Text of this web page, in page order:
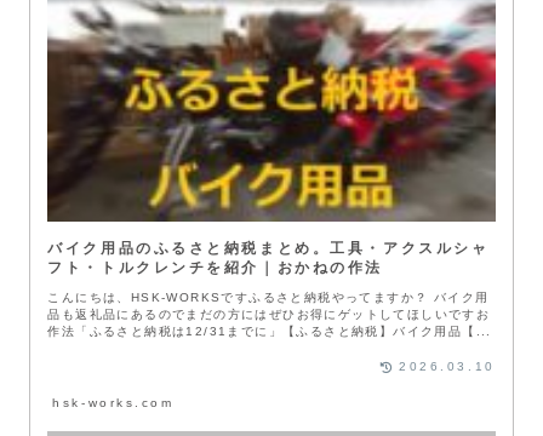
バイク用品のふるさと納税まとめ。工具・アクスルシャ
フト・トルクレンチを紹介｜おかねの作法
こんにちは、HSK-WORKSですふるさと納税やってますか？ バイク用
品も返礼品にあるのでまだの方にはぜひお得にゲットしてほしいですお
作法「ふるさと納税は12/31までに」【ふるさと納税】バイク用品【...
hsk-works.com
2026.03.10